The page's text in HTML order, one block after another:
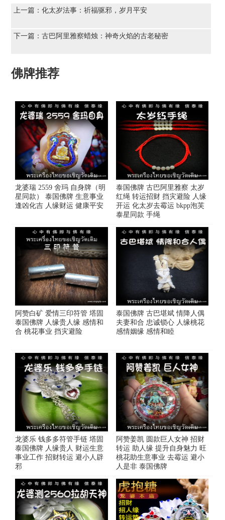
上一篇：化太岁法事：祈福驱邪，岁月平安
下一篇：古巴阿里雅察蜡烛：神奇火焰的古老秘密
佛牌推荐
龙婆瑞 2559 舍玛 自身牌（明
星同款） 泰国佛牌 生意事业
逢凶化吉 人缘财运 健康平安
泰国佛牌 古巴阿里雅察 太岁
红绳 转运招财 挡灾避险 人缘
开运 化太岁去霉运 bkpp泡芙
泰星同款 手绳
阿赞白矿 爱情三印符管 塔固
泰国佛牌 人缘贵人缘 感情和
合 桃花事业 挡灾避险
泰国佛牌 古巴堪斌 情降人偶
夫妻和合 忠诚锁心 人缘桃花
感情姻缘 感情和睦
龙婆乐 钱多多符管手链 塔固
泰国佛牌 人缘贵人 财运生意
事业工作 招财转运 避小人辟
邪
阿赞姜凯 圆款巨人女神 招财
转运 助人缘 提升自身魅力 旺
桃花助生意事业 去霉运 避小
人是非 泰国佛牌